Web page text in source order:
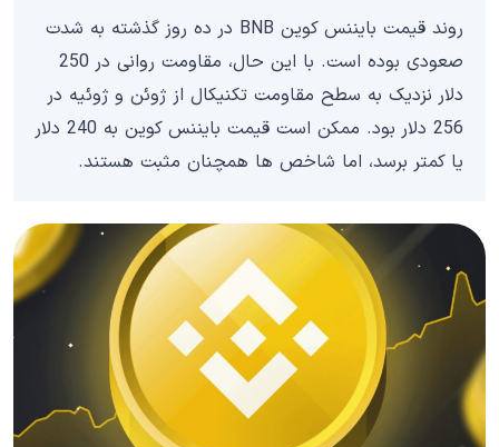
روند قیمت بایننس کوین BNB در ده روز گذشته به شدت
صعودی بوده است. با این حال، مقاومت روانی در 250
دلار نزدیک به سطح مقاومت تکنیکال از ژوئن و ژوئیه در
256 دلار بود. ممکن است قیمت بایننس کوین به 240 دلار
یا کمتر برسد، اما شاخص ها همچنان مثبت هستند.